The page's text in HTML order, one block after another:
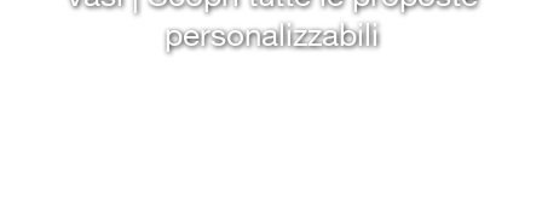
personalizzabili